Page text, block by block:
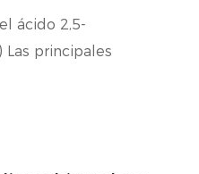
ácido 2,5-
Las principales